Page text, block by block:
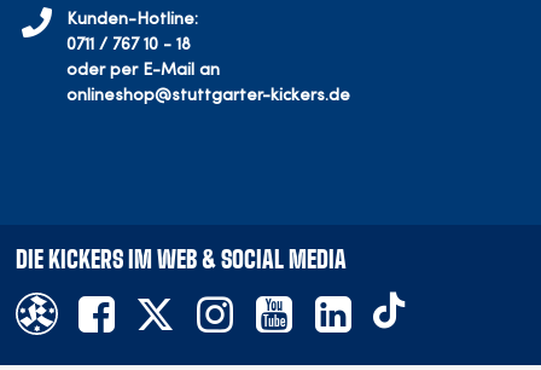
Kunden-Hotline:
0711 / 767 10 - 18
oder per E-Mail an
onlineshop@stuttgarter-kickers.de
DIE KICKERS IM WEB & SOCIAL MEDIA